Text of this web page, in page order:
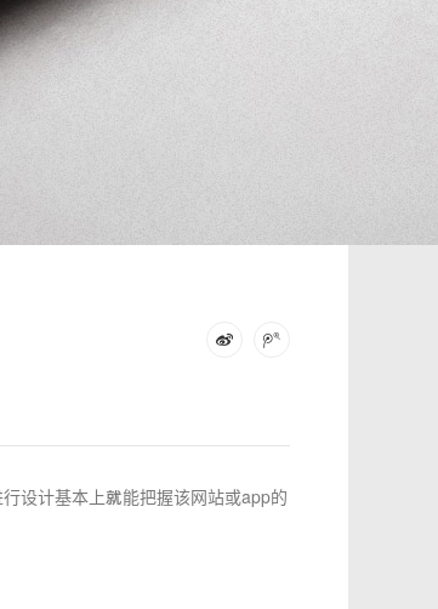
设计基本上就能把握该网站或app的